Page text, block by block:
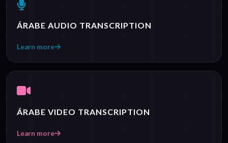
ÁRABE AUDIO TRANSCRIPTION
Learn more
ÁRABE VIDEO TRANSCRIPTION
Learn more